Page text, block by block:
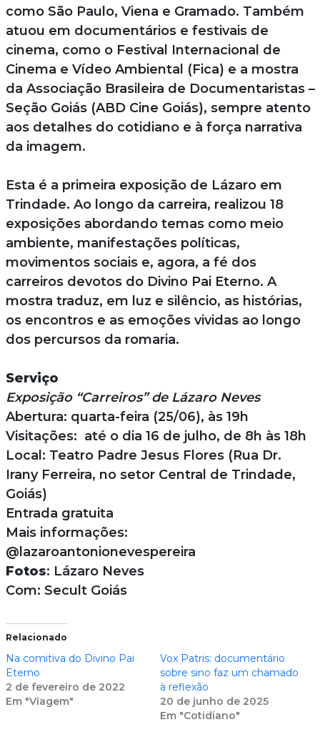
como São Paulo, Viena e Gramado. Também
atuou em documentários e festivais de
cinema, como o Festival Internacional de
Cinema e Vídeo Ambiental (Fica) e a mostra
da Associação Brasileira de Documentaristas –
Seção Goiás (ABD Cine Goiás), sempre atento
aos detalhes do cotidiano e à força narrativa
da imagem.
Esta é a primeira exposição de Lázaro em
Trindade. Ao longo da carreira, realizou 18
exposições abordando temas como meio
ambiente, manifestações políticas,
movimentos sociais e, agora, a fé dos
carreiros devotos do Divino Pai Eterno. A
mostra traduz, em luz e silêncio, as histórias,
os encontros e as emoções vividas ao longo
dos percursos da romaria.
Serviço
Exposição “Carreiros” de Lázaro Neves
Abertura: quarta-feira (25/06), às 19h
Visitações: até o dia 16 de julho, de 8h às 18h
Local: Teatro Padre Jesus Flores (Rua Dr.
Irany Ferreira, no setor Central de Trindade,
Goiás)
Entrada gratuita
Mais informações:
@lazaroantonionevespereira
Fotos: Lázaro Neves
Com: Secult Goiás
Relacionado
Na comitiva do Divino Pai
Eterno
2 de fevereiro de 2022
Em "Viagem"
Vox Patris: documentário
sobre sino faz um chamado
à reflexão
20 de junho de 2025
Em "Cotidiano"